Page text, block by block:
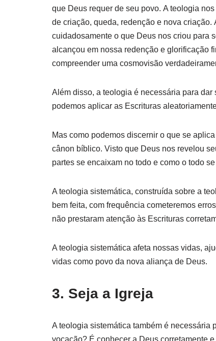
que Deus requer de seu povo. A teologia
de criação, queda, redenção e nova
cuidadosamente o que Deus nos criou para
alcançou em nossa redenção e glorificação
compreender uma cosmovisão
Além disso, a teologia é necessária para
podemos aplicar as Escrituras
Mas como podemos discernir o que se
cânon bíblico. Visto que Deus nos revelou
partes se encaixam no todo e como o todo
A teologia sistemática, construída sobre a
bem feita, com frequência cometeremos
não prestaram atenção às Escrituras
A teologia sistemática afeta nossas vidas,
vidas como povo da nova aliança de Deus.
3. Seja a Igreja
A teologia sistemática também é necessária